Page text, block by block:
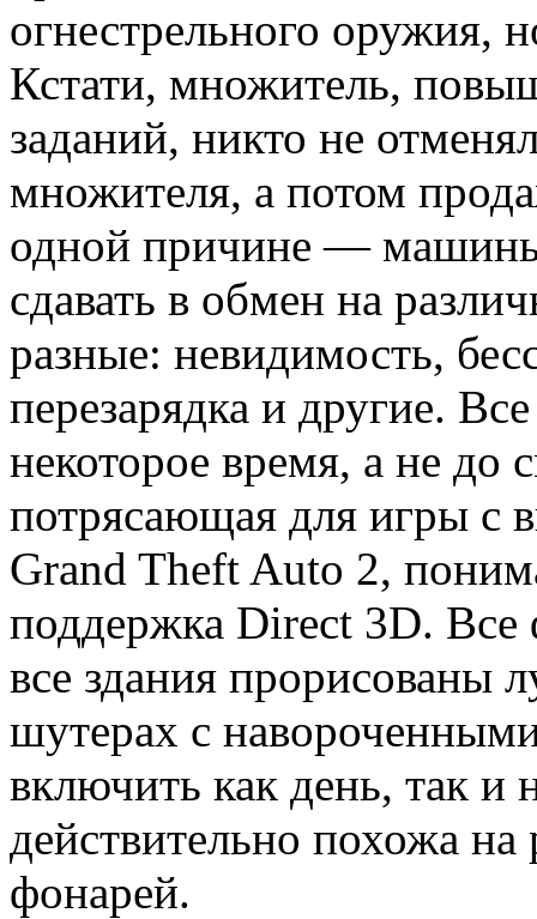
огнестрельного оружия,
Кстати, множитель,
заданий, никто не
множителя, а потом
одной причине —
сдавать в обмен на
разные: невидимость,
перезарядка и другие.
некоторое время, а не до
потрясающая для игры с
Grand Theft Auto 2,
поддержка Direct 3D.
все здания прорисованы
шутерах с
включить как день, так и
действительно похожа
фонарей.